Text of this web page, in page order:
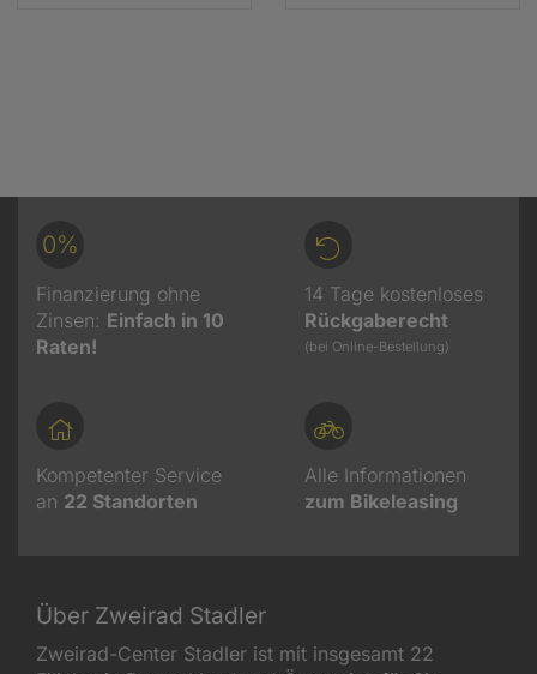
0%
Finanzierung ohne
Zinsen: Einfach in 10
Raten!
14 Tage kostenloses
Rückgaberecht
(bei Online-Bestellung)
Kompetenter Service
an 22 Standorten
Alle Informationen
zum Bikeleasing
Über Zweirad Stadler
Zweirad-Center Stadler ist mit insgesamt 22